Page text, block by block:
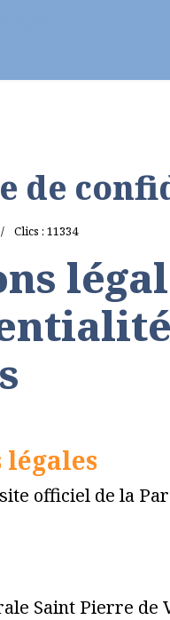
de
Clics : 11334
légales
officiel de la
Saint Pierre de